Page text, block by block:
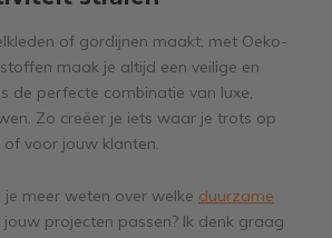
of gordijnen maakt, met Oeko-
maak je altijd een veilige en
de perfecte combinatie van luxe,
Zo creëer je iets waar je trots op
voor jouw klanten.
meer weten over welke duurzame
jouw projecten passen? Ik denk graag